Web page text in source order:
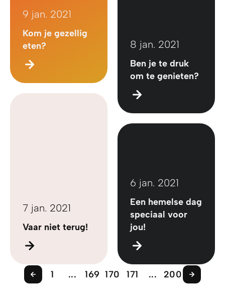
9 jan. 2021
Kom je gezellig
eten?
8 jan. 2021
Ben je te druk
om te genieten?
7 jan. 2021
Vaar niet terug!
6 jan. 2021
Een hemelse dag
speciaal voor
jou!
1 ... 169 170 171 ... 200